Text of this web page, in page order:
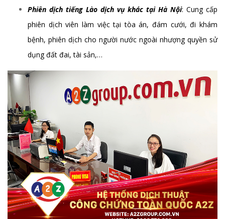
Phiên dịch tiếng Lào dịch vụ khác tại Hà Nội: Cung cấp
phiên dịch viên làm việc tại tòa án, đám cưới, đi khám
bệnh, phiên dịch cho người nước ngoài nhượng quyền sử
dụng đất đai, tài sản,…